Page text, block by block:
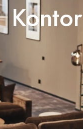
Kontor